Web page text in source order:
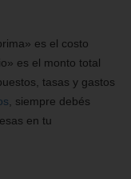
es el costo
es el monto total
tasas y gastos
, siempre debés
en tu